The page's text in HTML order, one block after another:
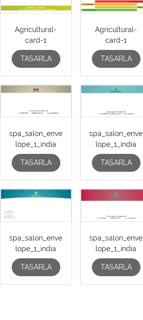
Agricultural-
card-1
TASARLA
Agricultural-
card-1
TASARLA
spa_salon_enve
lope_1_india
TASARLA
spa_salon_enve
lope_1_india
TASARLA
spa_salon_enve
lope_1_india
TASARLA
spa_salon_enve
lope_1_india
TASARLA